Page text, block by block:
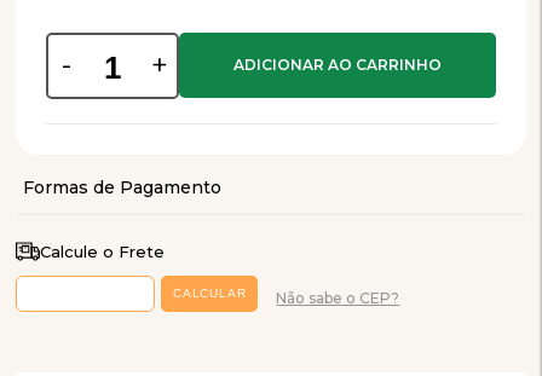
- +
Calcule o Frete
Não sabe o CEP?